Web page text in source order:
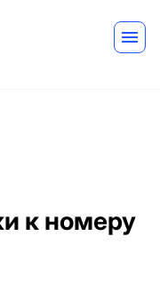
к номеру